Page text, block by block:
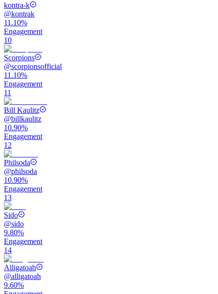
kontra-k
@kontrak
11.10%
Engagement
10
Scorpions
@scorpionsofficial
11.10%
Engagement
11
Bill Kaulitz
@billkaulitz
10.90%
Engagement
12
Philsoda
@philsoda
10.90%
Engagement
13
Sido
@sido
9.80%
Engagement
14
Alligatoah
@alligatoah
9.60%